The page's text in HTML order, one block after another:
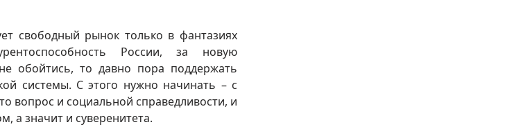
свободный рынок только в фантазиях
России, за новую
обойтись, то давно пора поддержать
системы. С этого нужно начинать – с
вопрос и социальной справедливости, и
а значит и суверенитета.